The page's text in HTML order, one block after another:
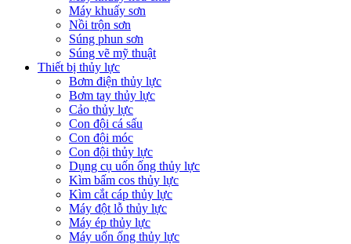
Máy khuấy sơn
Nồi trộn sơn
Súng phun sơn
Súng vẽ mỹ thuật
Thiết bị thủy lực
Bơm điện thủy lực
Bơm tay thủy lực
Cảo thủy lực
Con đội cá sấu
Con đội móc
Con đội thủy lực
Dụng cụ uốn ống thủy lực
Kìm bấm cos thủy lực
Kìm cắt cáp thủy lực
Máy đột lỗ thủy lực
Máy ép thủy lực
Máy uốn ống thủy lực